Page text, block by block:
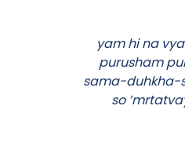
yam hi na
purusham
sama-duhkha-
so